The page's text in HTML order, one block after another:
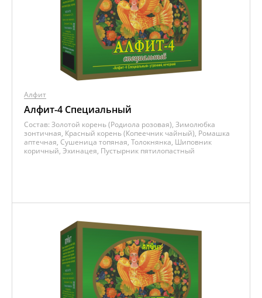
Алфит
Алфит-4 Специальный
Состав: Золотой корень (Родиола розовая), Зимолюбка
зонтичная, Красный корень (Копеечник чайный), Ромашка
аптечная, Сушеница топяная, Толокнянка, Шиповник
коричный, Эхинацея, Пустырник пятилопастный